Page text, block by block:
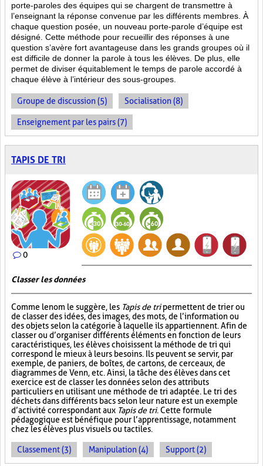
porte-paroles des équipes qui se chargent de transmettre à
l’enseignant la réponse convenue par les différents membres. À
chaque question posée, un nouveau porte-parole d’équipe est
désigné. Cette méthode pour recueillir des réponses à une
question s’avère fort avantageuse dans les grands groupes où il
est difficile de donner la parole à tous les élèves. De plus, elle
permet de diviser équitablement le temps de parole accordé à
chaque élève à l’intérieur des sous-groupes.
Groupe de discussion (5) Socialisation (8)
Enseignement par les pairs (7)
TAPIS DE TRI
0
Classer les données
Comme le nom le suggère, les Tapis de tripermettent de trier ou
de classer des idées, des images, des mots, de l’information ou
des objets selon la catégorie à laquelle ils appartiennent. Afin de
classer ou d’organiser différents éléments en fonction de leurs
caractéristiques, les élèves choisissent la méthode de tri qui
correspond le mieux à leurs besoins. Ils peuvent se servir, par
exemple, de paniers, de boîtes, de cartons, de cerceaux, de
diagrammes de Venn, etc. Ainsi, la tâche des élèves dans cet
exercice est de classer les données selon des attributs
particuliers en utilisant une méthode de tri adaptée. Le tri des
déchets dans différents bacs selon leur nature est un exemple
d’activité correspondant aux Tapis de tri. Cette formule
pédagogique est bénéfique pour l’apprentissage, notamment
chez les élèves plus visuels ou tactiles.
Classement (3) Manipulation (4) Support (2)